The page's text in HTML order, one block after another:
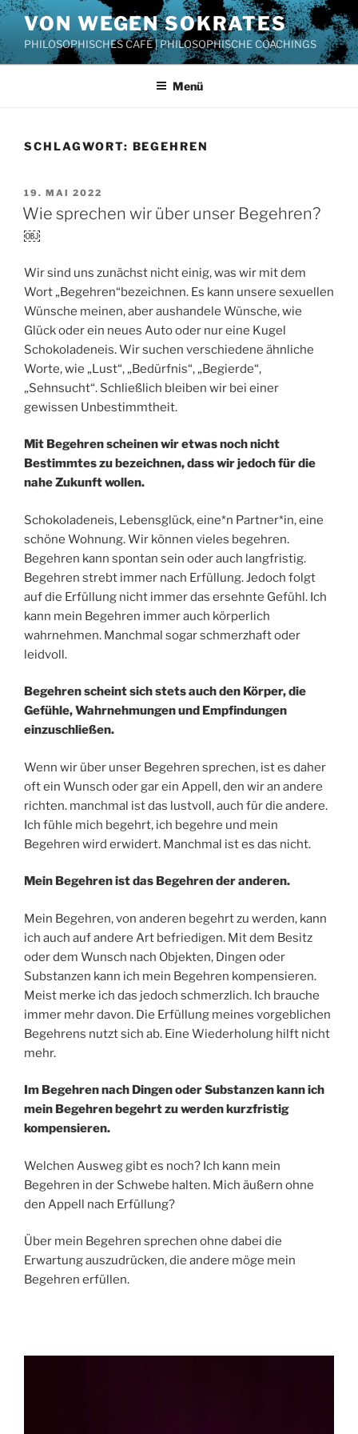
Zum
Inhalt
springen
VON WEGEN SOKRATES
PHILOSOPHISCHES CAFÉ | PHILOSOPHISCHE COACHINGS
Menü
SCHLAGWORT: BEGEHREN
VERÖFFENTLICHT
AM
19. MAI 2022
Wie sprechen wir über unser Begehren?
￼
Wir sind uns zunächst nicht einig, was wir mit dem
Wort „Begehren“bezeichnen. Es kann unsere sexuellen
Wünsche meinen, aber aushandele Wünsche, wie
Glück oder ein neues Auto oder nur eine Kugel
Schokoladeneis. Wir suchen verschiedene ähnliche
Worte, wie „Lust“, „Bedürfnis“, „Begierde“,
„Sehnsucht“. Schließlich bleiben wir bei einer
gewissen Unbestimmtheit.
Mit Begehren scheinen wir etwas noch nicht
Bestimmtes zu bezeichnen, dass wir jedoch für die
nahe Zukunft wollen.
Schokoladeneis, Lebensglück, eine*n Partner*in, eine
schöne Wohnung. Wir können vieles begehren.
Begehren kann spontan sein oder auch langfristig.
Begehren strebt immer nach Erfüllung. Jedoch folgt
auf die Erfüllung nicht immer das ersehnte Gefühl. Ich
kann mein Begehren immer auch körperlich
wahrnehmen. Manchmal sogar schmerzhaft oder
leidvoll.
Begehren scheint sich stets auch den Körper, die
Gefühle, Wahrnehmungen und Empfindungen
einzuschließen.
Wenn wir über unser Begehren sprechen, ist es daher
oft ein Wunsch oder gar ein Appell, den wir an andere
richten. manchmal ist das lustvoll, auch für die andere.
Ich fühle mich begehrt, ich begehre und mein
Begehren wird erwidert. Manchmal ist es das nicht.
Mein Begehren ist das Begehren der anderen.
Mein Begehren, von anderen begehrt zu werden, kann
ich auch auf andere Art befriedigen. Mit dem Besitz
oder dem Wunsch nach Objekten, Dingen oder
Substanzen kann ich mein Begehren kompensieren.
Meist merke ich das jedoch schmerzlich. Ich brauche
immer mehr davon. Die Erfüllung meines vorgeblichen
Begehrens nutzt sich ab. Eine Wiederholung hilft nicht
mehr.
Im Begehren nach Dingen oder Substanzen kann ich
mein Begehren begehrt zu werden kurzfristig
kompensieren.
Welchen Ausweg gibt es noch? Ich kann mein
Begehren in der Schwebe halten. Mich äußern ohne
den Appell nach Erfüllung?
Über mein Begehren sprechen ohne dabei die
Erwartung auszudrücken, die andere möge mein
Begehren erfüllen.